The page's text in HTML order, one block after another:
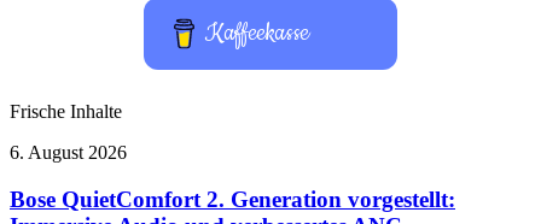
Kaffeekasse
Frische Inhalte
Bose
2.
Generation
6. August 2026
Bose QuietComfort 2. Generation vorgestellt: